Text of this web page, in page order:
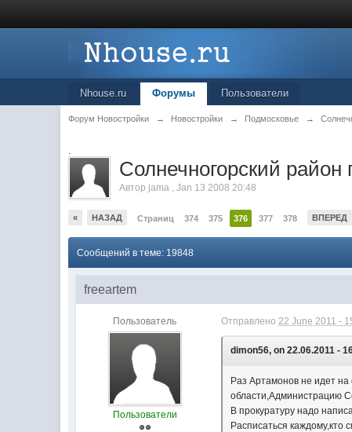
Nhouse.ru Форумы Пользователи
Форум Новостройки → Новостройки → Подмосковье →
.
Cолнечногорский
Автор jama ,Jan 13 2008 20:48
« НАЗАД Страниц 374 375 376 377 378 ВПЕРЕД
Сообщений в теме: 19848
freeartem
Пользователь
Пользователи
Отправлено22 June 2011 -
dimon56, on 22.06.2011 -
Раз Артамонов не идет на
области,Администрацию
В прокуратуру надо
Расписаться каждому,кто